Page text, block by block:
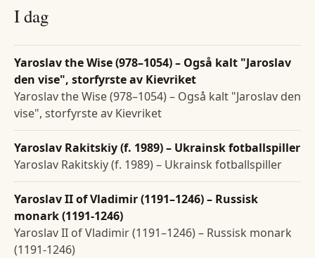
I dag
Yaroslav the Wise (978–1054) – Også kalt "Jaroslav
den vise", storfyrste av Kievriket
Yaroslav the Wise (978–1054) – Også kalt "Jaroslav den
vise", storfyrste av Kievriket
Yaroslav Rakitskiy (f. 1989) – Ukrainsk fotballspiller
Yaroslav Rakitskiy (f. 1989) – Ukrainsk fotballspiller
Yaroslav II of Vladimir (1191–1246) – Russisk
monark (1191-1246)
Yaroslav II of Vladimir (1191–1246) – Russisk monark
(1191-1246)